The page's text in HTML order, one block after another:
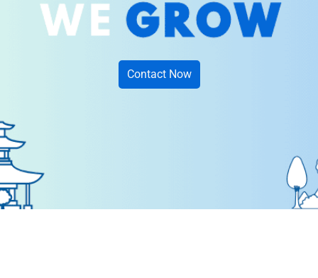
Contact Now